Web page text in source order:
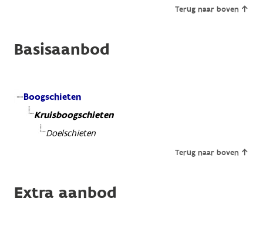
Terug naar boven
Basisaanbod
Boogschieten
Kruisboogschieten
Doelschieten
Terug naar boven
Extra aanbod